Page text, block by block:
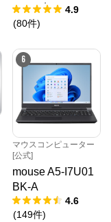
ター5点セット）
4.9
(80件)
6
マウスコンピューター
[公式]
mouse A5-I7U01
BK-A
4.6
(149件)